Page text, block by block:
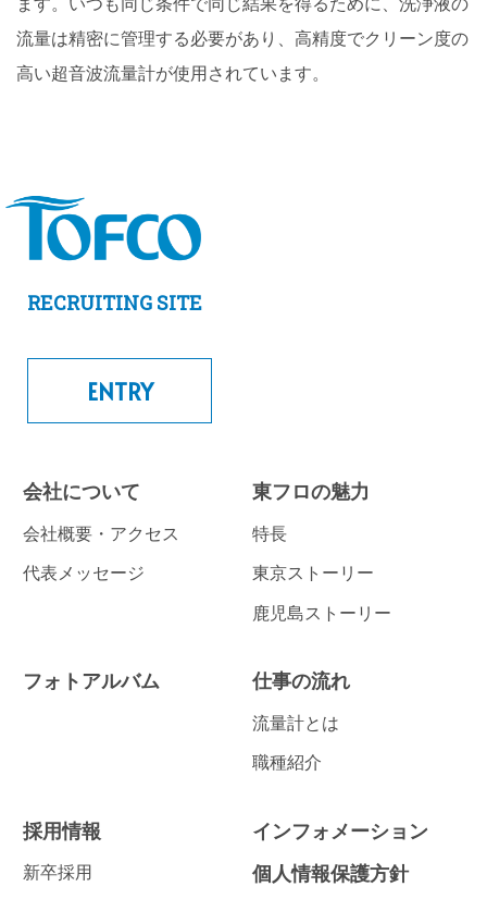
流量は精密に管理する必要があり、高精度でクリーン度の
高い超音波流量計が使用されています。
RECRUITING SITE
ENTRY
会社について
会社概要・アクセス
代表メッセージ
東フロの魅力
特長
東京ストーリー
鹿児島ストーリー
フォトアルバム 仕事の流れ
流量計とは
職種紹介
採用情報
新卒採用
インフォメーション
個人情報保護方針